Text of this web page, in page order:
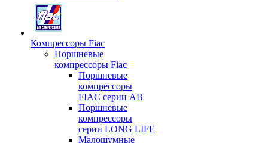
Компрессоры Fiac
Поршневые
компрессоры Fiac
Поршневые
компрессоры
FIAC серии AB
Поршневые
компрессоры
серии LONG LIFE
Малошумные